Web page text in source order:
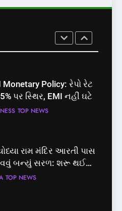
પરથી પવન પાંડેને 2027
બનાવાયા ઉમેદવાર
Monetary Policy: રેપો રેટ
પર સ્થિર, EMI નહીં ઘટે
TOP NEWS
રામ મંદિર આરતી પાસ
બન્યું સરળ: શરૂ થઈ
સુવિધા, જાણો સંપૂર્ણ
TOP NEWS